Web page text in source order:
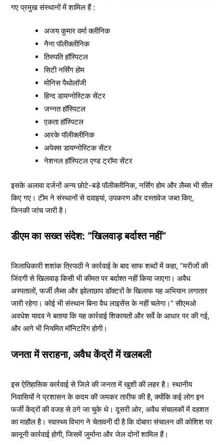
गए प्रमुख संस्थानों में शामिल हैं :
अजय कुमार वर्मा क्लीनिक
नैना पॉलीक्लीनिक
तिरुपति हॉस्पिटल
सिटी नर्सिंग होम
मोनिस पैथोलॉजी
हिन्द डायग्नोस्टिक सेंटर
जन्नत हॉस्पिटल
एकता हॉस्पिटल
आरके पॉलीक्लीनिक
अपेक्स डायग्नोस्टिक सेंटर
नेशनल हॉस्पिटल एण्ड ट्रॉमा सेंटर
इसके अलावा दर्जनों अन्य छोटे-बड़े पॉलीक्लीनिक, नर्सिंग होम और लैब्स भी सील
किए गए। टीम ने संस्थानों से दवाइयां, उपकरण और दस्तावेज जब्त किए,
जिनकी जांच जारी है।
डीएम का सख्त संदेश: “खिलवाड़ बर्दाश्त नहीं”
जिलाधिकारी शशांक त्रिपाठी ने कार्रवाई के बाद साफ शब्दों में कहा, “मरीजों की
जिंदगी से खिलवाड़ किसी भी कीमत पर बर्दाश्त नहीं किया जाएगा। अवैध
अस्पतालों, फर्जी लैब्स और झोलाछाप डॉक्टरों के खिलाफ यह अभियान लगातार
जारी रहेगा। कोई भी संस्थान बिना वैध लाइसेंस के नहीं चलेगा।” सीएमओ
अवधेश यादव ने बताया कि यह कार्रवाई शिकायतों और सर्वे के आधार पर की गई,
और आगे भी नियमित मॉनिटरिंग होगी।
जनता में सराहना, अवैध केंद्रों में खलबली
इस ऐतिहासिक कार्रवाई से जिले की जनता में खुशी की लहर है। स्थानीय
निवासियों ने प्रशासन के कदम की जमकर तारीफ की है, क्योंकि कई लोग इन
फर्जी केंद्रों की वजह से ठगे जा चुके थे। दूसरी ओर, अवैध संचालकों में दहशत
का माहौल है। स्वास्थ्य विभाग ने चेतावनी दी है कि दोबारा संचालन की कोशिश पर
कानूनी कार्रवाई होगी, जिसमें जुर्माना और जेल दोनों शामिल हैं।